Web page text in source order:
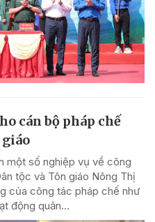
cán bộ pháp chế
một số nghiệp vụ về công
tộc và Tôn giáo Nông Thị
của công tác pháp chế như
động quản...